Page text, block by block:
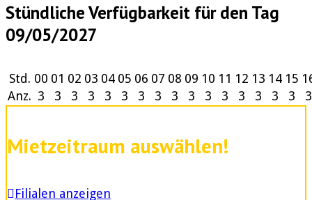
Stündliche Verfügbarkeit für den Tag
09/05/2027
Std. 00 01 02 03 04 05 06 07 08 09 10 11 12 13 14 15
Anz. 3 3 3 3 3 3 3 3 3 3 3 3 3 3 3 3 3
Mietzeitraum auswählen!
Filialen anzeigen